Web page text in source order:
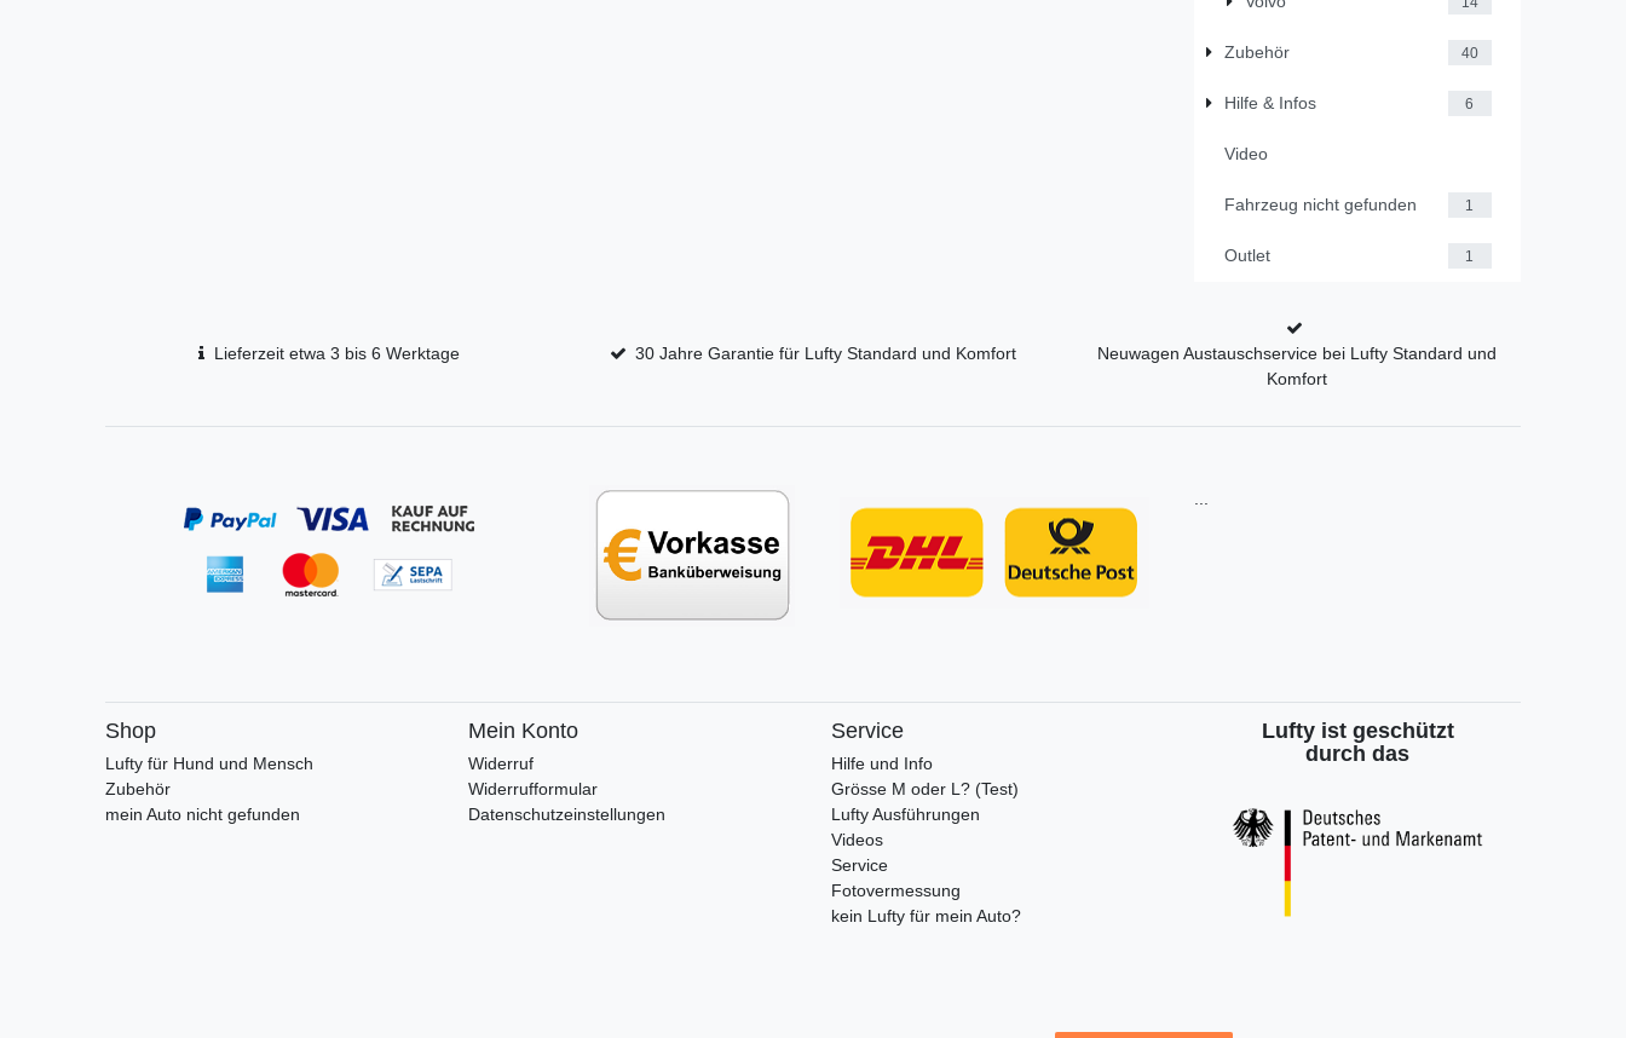
Zubehör 40
Hilfe & Infos 6
Video
Fahrzeug nicht gefunden 1
Outlet 1
Lieferzeit etwa 3 bis 6 Werktage 30 Jahre Garantie für Lufty Standard und Komfort
Neuwagen Austauschservice bei Lufty Standard und
Komfort
Shop
Lufty für Hund und Mensch
Zubehör
mein Auto nicht gefunden
Mein Konto
Widerruf
Widerrufformular
Datenschutzeinstellungen
Service
Hilfe und Info
Grösse M oder L? (Test)
Lufty Ausführungen
Videos
Service
Fotovermessung
kein Lufty für mein Auto?
Lufty ist geschützt
durch das